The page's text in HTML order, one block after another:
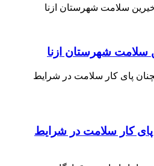
سلامت شهرستان ازنا
پای کار سلامت در شرایط